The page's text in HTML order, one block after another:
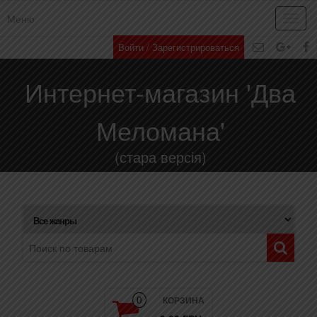
Меню
Войти / Зарегистрироваться
Интернет-магазин 'Два
Меломана'
(стара версія)
0 КОРЗИНА